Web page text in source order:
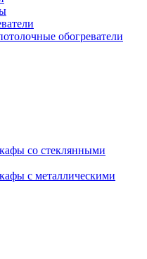
обогреватели
cо стеклянными
с металлическими